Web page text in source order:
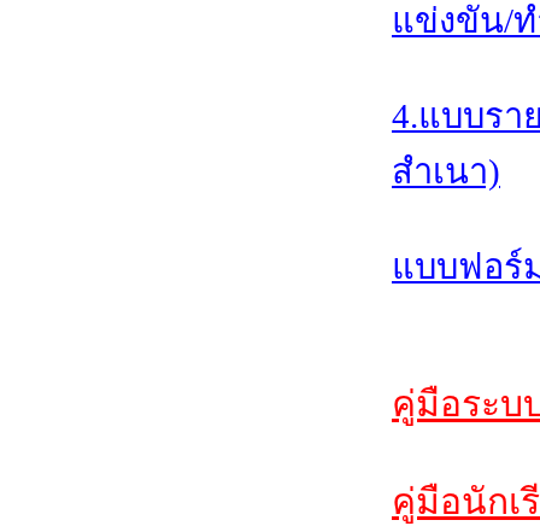
แข่งขัน/
4.แบบรา
สำเนา)
แบบฟอร์
คู่มือระบ
คู่มือนักเ